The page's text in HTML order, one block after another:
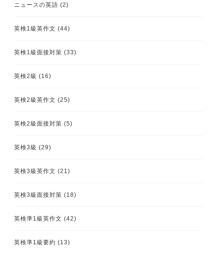
ニュースの英語 (2)
英検1級英作文 (44)
英検1級面接対策 (33)
英検2級 (16)
英検2級英作文 (25)
英検2級面接対策 (5)
英検3級 (29)
英検3級英作文 (21)
英検3級面接対策 (18)
英検準1級英作文 (42)
英検準1級要約 (13)